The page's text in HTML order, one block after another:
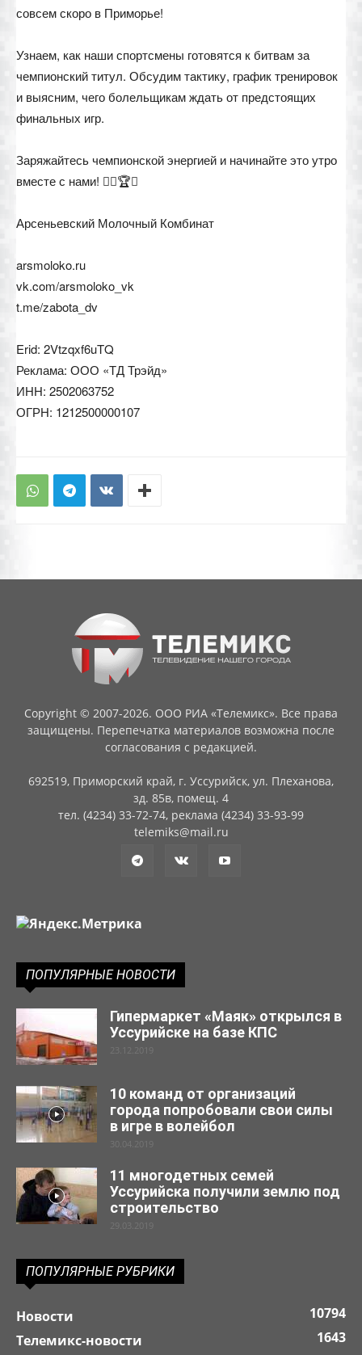
совсем скоро в Приморье!
Узнаем, как наши спортсмены готовятся к битвам за
чемпионский титул. Обсудим тактику, график тренировок
и выясним, чего болельщикам ждать от предстоящих
финальных игр.
Заряжайтесь чемпионской энергией и начинайте это утро
вместе с нами! 🤾‍♂️🏆✨
Арсеньевский Молочный Комбинат
arsmoloko.ru
vk.com/arsmoloko_vk
t.me/zabota_dv
Erid: 2Vtzqxf6uTQ
Реклама: ООО «ТД Трэйд»
ИНН: 2502063752
ОГРН: 1212500000107
Copyright © 2007-2026. ООО РИА «Телемикс». Все права
защищены. Перепечатка материалов возможна после
согласования с редакцией.
692519, Приморский край, г. Уссурийск, ул. Плеханова,
зд. 85в, помещ. 4
тел. (4234) 33-72-74, реклама (4234) 33-93-99
telemiks@mail.ru
ПОПУЛЯРНЫЕ НОВОСТИ
Гипермаркет «Маяк» открылся в
Уссурийске на базе КПС
23.12.2019
10 команд от организаций
города попробовали свои силы
в игре в волейбол
30.04.2019
11 многодетных семей
Уссурийска получили землю под
строительство
29.03.2019
ПОПУЛЯРНЫЕ РУБРИКИ
Новости
10794
Телемикс-новости
1643